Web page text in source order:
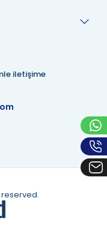
iletişime
reserved.